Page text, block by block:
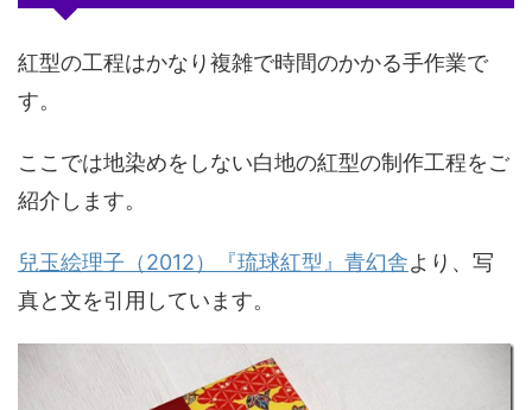
紅型の工程はかなり複雑で時間のかかる手作業で
す。
ここでは地染めをしない白地の紅型の制作工程をご
紹介します。
兒玉絵理子（2012）『琉球紅型』青幻舎より、写
真と文を引用しています。